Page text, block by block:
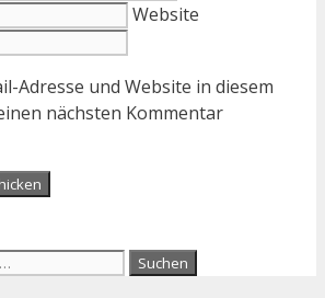
Website
Adresse und Website in diesem
nächsten Kommentar